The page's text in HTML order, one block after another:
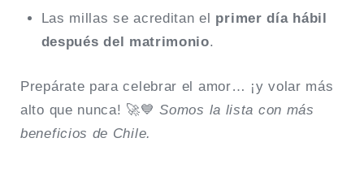
Las millas se acreditan el primer día hábil
después del matrimonio.
Prepárate para celebrar el amor… ¡y volar más
alto que nunca! 🚀💙Somos la lista con más
beneficios de Chile.